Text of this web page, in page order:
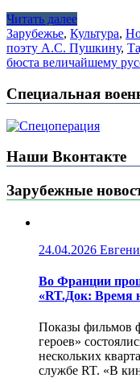
Читать далее
Зарубежье, Культура,
поэту А.С. Пушкину,
бюста величайшему
Специальная
Наши Вконтакте
Зарубежные
24.04.2026
Во Франции
«RT.Док: Время
Показы фильмов
героев»
нескольких
службе RT. «В